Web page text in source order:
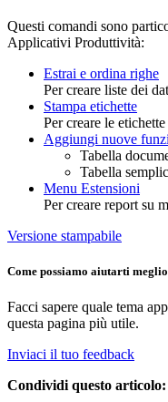
Questi comandi sono
Applicativi Produttività:
Estrai e ordina righe
Per creare liste dei
Stampa etichette
Per creare le
Aggiungi nuove
Tabella
Tabella
Menu Estensioni
Per creare report su
Versione stampabile
Come possiamo aiutarti
Facci sapere quale tema
questa pagina più utile.
Inviaci il tuo feedback
Condividi questo articolo: